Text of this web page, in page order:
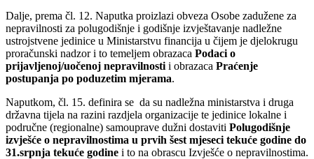
Dalje, prema čl. 12. Naputka proizlazi obveza Osobe zadužene za
nepravilnosti za polugodišnje i godišnje izvještavanje nadležne
ustrojstvene jedinice u Ministarstvu financija u čijem je djelokrugu
proračunski nadzor i to temeljem obrazaca Podaci o
prijavljenoj/uočenoj nepravilnosti i obrazaca Praćenje
postupanja po poduzetim mjerama.
Naputkom, čl. 15. definira se da su nadležna ministarstva i druga
državna tijela na razini razdjela organizacije te jedinice lokalne i
područne (regionalne) samouprave dužni dostaviti Polugodišnje
izvješće o nepravilnostima u prvih šest mjeseci tekuće godine do
31.srpnja tekuće godine i to na obrascu Izvješće o nepravilnostima.